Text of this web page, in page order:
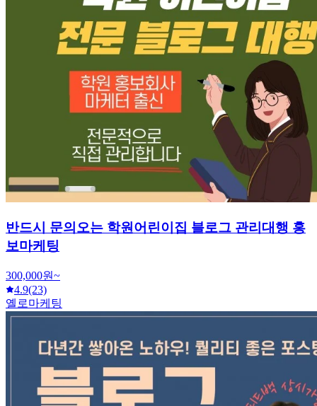
반드시 문의오는 학원어린이집 블로그 관리대행 홍
보마케팅
300,000원~
4.9(23)
옐로마케팅